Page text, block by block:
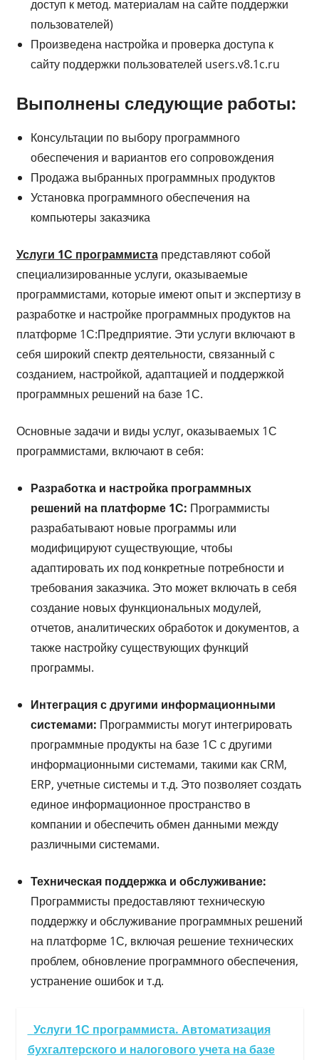
доступ к метод. материалам на сайте поддержки
пользователей)
Произведена настройка и проверка доступа к
сайту поддержки пользователей users.v8.1c.ru
Выполнены следующие работы:
Консультации по выбору программного
обеспечения и вариантов его сопровождения
Продажа выбранных программных продуктов
Установка программного обеспечения на
компьютеры заказчика
Услуги 1С программистапредставляют собой
специализированные услуги, оказываемые
программистами, которые имеют опыт и экспертизу в
разработке и настройке программных продуктов на
платформе 1С:Предприятие. Эти услуги включают в
себя широкий спектр деятельности, связанный с
созданием, настройкой, адаптацией и поддержкой
программных решений на базе 1С.
Основные задачи и виды услуг, оказываемых 1С
программистами, включают в себя:
Разработка и настройка программных
решений на платформе 1С: Программисты
разрабатывают новые программы или
модифицируют существующие, чтобы
адаптировать их под конкретные потребности и
требования заказчика. Это может включать в себя
создание новых функциональных модулей,
отчетов, аналитических обработок и документов, а
также настройку существующих функций
программы.
Интеграция с другими информационными
системами: Программисты могут интегрировать
программные продукты на базе 1С с другими
информационными системами, такими как CRM,
ERP, учетные системы и т.д. Это позволяет создать
единое информационное пространство в
компании и обеспечить обмен данными между
различными системами.
Техническая поддержка и обслуживание:
Программисты предоставляют техническую
поддержку и обслуживание программных решений
на платформе 1С, включая решение технических
проблем, обновление программного обеспечения,
устранение ошибок и т.д.
Услуги 1С программиста. Автоматизация
бухгалтерского и налогового учета на базе